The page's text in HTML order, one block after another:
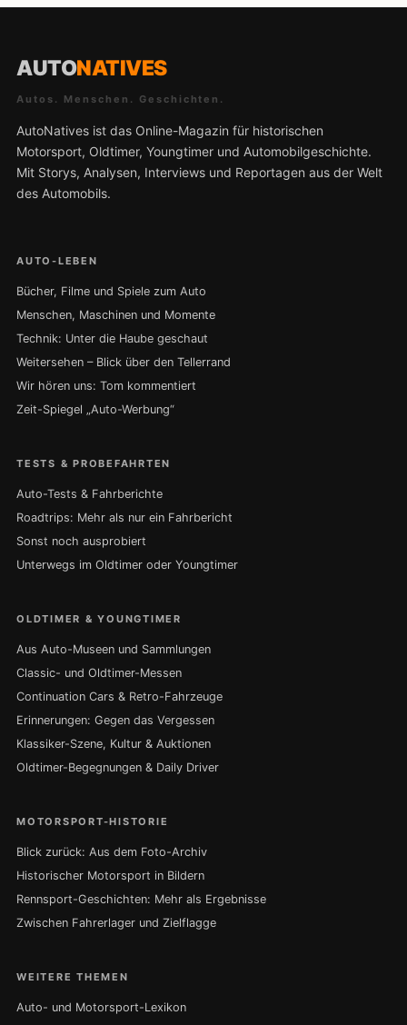
AUTONATIVES
Autos. Menschen. Geschichten.
AutoNatives ist das Online-Magazin für historischen
Motorsport, Oldtimer, Youngtimer und Automobilgeschichte.
Mit Storys, Analysen, Interviews und Reportagen aus der Welt
des Automobils.
AUTO-LEBEN
Bücher, Filme und Spiele zum Auto
Menschen, Maschinen und Momente
Technik: Unter die Haube geschaut
Weitersehen – Blick über den Tellerrand
Wir hören uns: Tom kommentiert
Zeit-Spiegel „Auto-Werbung“
TESTS & PROBEFAHRTEN
Auto-Tests & Fahrberichte
Roadtrips: Mehr als nur ein Fahrbericht
Sonst noch ausprobiert
Unterwegs im Oldtimer oder Youngtimer
OLDTIMER & YOUNGTIMER
Aus Auto-Museen und Sammlungen
Classic- und Oldtimer-Messen
Continuation Cars & Retro-Fahrzeuge
Erinnerungen: Gegen das Vergessen
Klassiker-Szene, Kultur & Auktionen
Oldtimer-Begegnungen & Daily Driver
MOTORSPORT-HISTORIE
Blick zurück: Aus dem Foto-Archiv
Historischer Motorsport in Bildern
Rennsport-Geschichten: Mehr als Ergebnisse
Zwischen Fahrerlager und Zielflagge
WEITERE THEMEN
Auto- und Motorsport-Lexikon